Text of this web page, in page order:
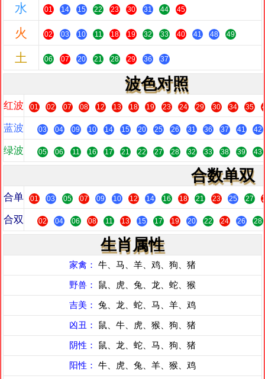
水 01 14 15 22 23 30 31 44 45
火 02 03 10 11 18 19 32 33 40 41 48 49
土 06 07 20 21 28 29 36 37
波色对照
红波 01 02 07 08 12 13 18 19 23 24 29 30 34 35
蓝波 03 04 09 10 14 15 20 25 26 31 36 37 41 42
绿波 05 06 11 16 17 21 22 27 28 32 33 38 39 43
合数单双
合单 01 03 05 07 09 10 12 14 16 18 21 23 25 27
合双 02 04 06 08 11 13 15 17 19 20 22 24 26 28
生肖属性
家禽： 牛、马、羊、鸡、狗、猪
野兽： 鼠、虎、兔、龙、蛇、猴
吉美： 兔、龙、蛇、马、羊、鸡
凶丑： 鼠、牛、虎、猴、狗、猪
阴性： 鼠、龙、蛇、马、狗、猪
阳性： 牛、虎、兔、羊、猴、鸡